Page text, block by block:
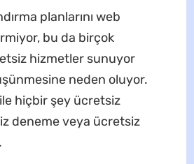
planlarını web
bu da birçok
hizmetler sunuyor
neden oluyor.
hiçbir şey ücretsiz
deneme veya ücretsiz